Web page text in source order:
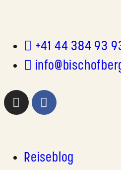
+41 44 384 93
Reiseblog